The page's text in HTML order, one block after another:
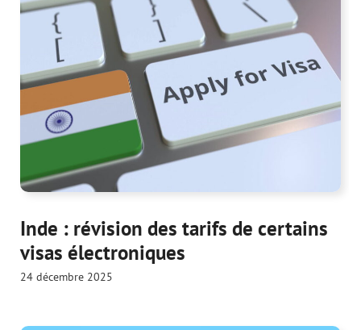
Inde : révision des tarifs de certains
visas électroniques
24 décembre 2025